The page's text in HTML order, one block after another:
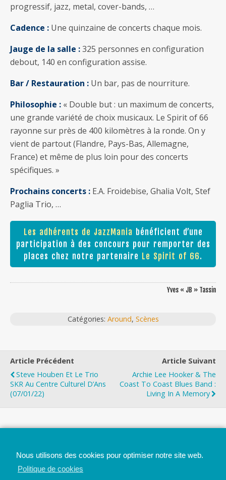
progressif, jazz, metal, cover-bands, …
Cadence : Une quinzaine de concerts chaque mois.
Jauge de la salle :325 personnes en configuration
debout, 140 en configuration assise.
Bar / Restauration : Un bar, pas de nourriture.
Philosophie : « Double but : un maximum de concerts,
une grande variété de choix musicaux. Le Spirit of 66
rayonne sur près de 400 kilomètres à la ronde. On y
vient de partout (Flandre, Pays-Bas, Allemagne,
France) et même de plus loin pour des concerts
spécifiques. »
Prochains concerts : E.A. Froidebise, Ghalia Volt, Stef
Paglia Trio, …
Les adhérents de JazzMania bénéficient d’une
participation à des concours pour remporter des
places chez notre partenaire Le Spirit of 66.
Yves « JB » Tassin
Catégories: Around, Scènes
Article Précédent
Steve Houben Et Le Trio
SKR Au Centre Culturel D’Ans
(07/01/22)
Article Suivant
Archie Lee Hooker & The
Coast To Coast Blues Band :
Living In A Memory
Nous utilisons des cookies pour optimiser notre site web.
Politique de cookies